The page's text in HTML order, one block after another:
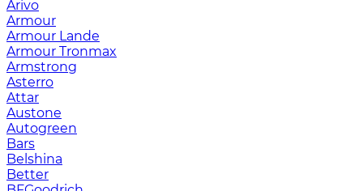
Arivo
Armour
Armour Lande
Armour Tronmax
Armstrong
Asterro
Attar
Austone
Autogreen
Bars
Belshina
Better